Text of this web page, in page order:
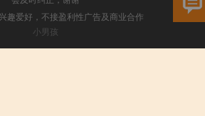
趣爱好，不接盈利性广告及商业合作
小男孩